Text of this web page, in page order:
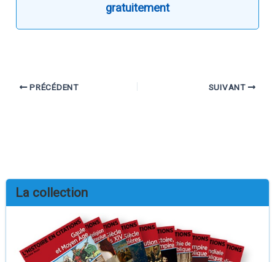
gratuitement
PRÉCÉDENT SUIVANT
La collection